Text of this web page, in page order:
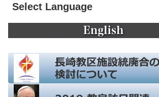
Select Language